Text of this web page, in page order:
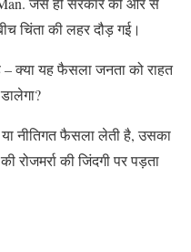
चिंता की लहर दौड़ गई।
– क्या यह फैसला जनता को राहत
नीतिगत फैसला लेती है, उसका
की जिंदगी पर पड़ता